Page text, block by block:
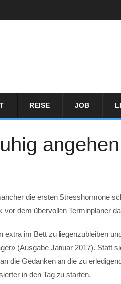
REISE JOB
angehen
die ersten Stresshormone
dem übervollen Terminplaner
im Bett zu liegenzubleiben
(Ausgabe Januar 2017). Statt
die Gedanken an die zu
in den Tag zu starten.